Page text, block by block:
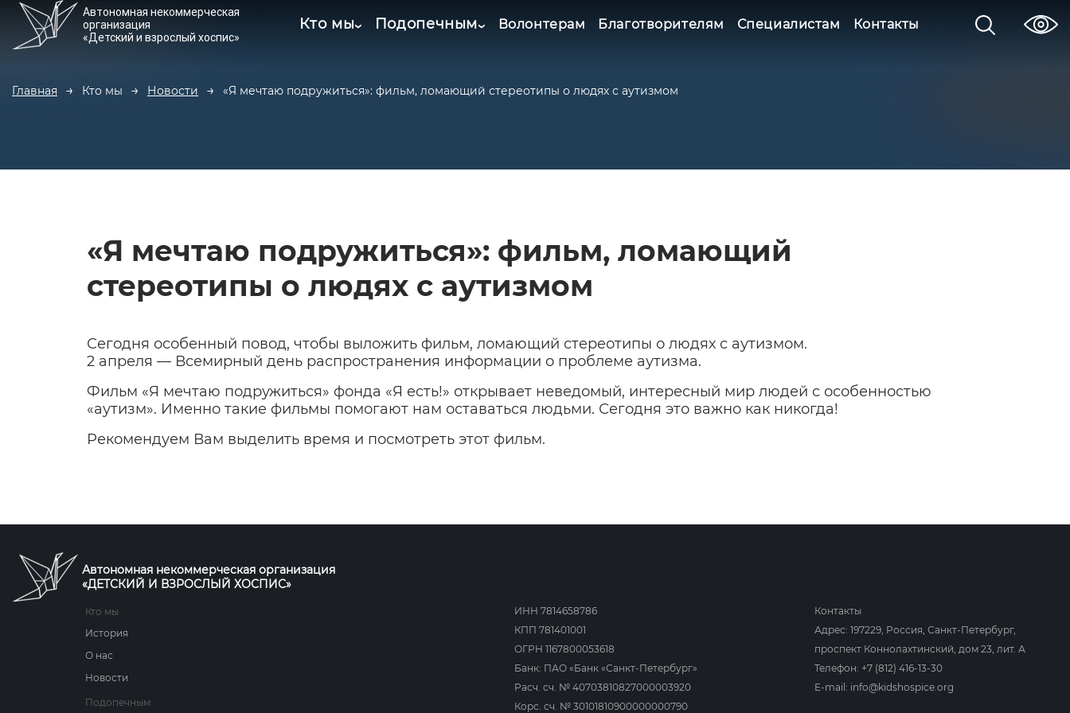
Автономная некоммерческая
организация
«Детский и взрослый хоспис»
Кто мы Подопечным Волонтерам Благотворителям Специалистам Контакты
Главная Кто мы Новости «Я мечтаю подружиться»: фильм, ломающий стереотипы о людях с аутизмом
«Я мечтаю подружиться»: фильм, ломающий
стереотипы о людях с аутизмом
Сегодня особенный повод, чтобы выложить фильм, ломающий стереотипы о людях с аутизмом.
2 апреля — Всемирный день распространения информации о проблеме аутизма.
Фильм «Я мечтаю подружиться» фонда «Я есть!» открывает неведомый, интересный мир людей с особенностью
«аутизм». Именно такие фильмы помогают нам оставаться людьми. Сегодня это важно как никогда!
Рекомендуем Вам выделить время и посмотреть этот фильм.
Автономная некоммерческая организация
«ДЕТСКИЙ И ВЗРОСЛЫЙ ХОСПИС»
Кто мы
История
О нас
Новости
Подопечным
ИНН 7814658786
КПП 781401001
ОГРН 1167800053618
Банк: ПАО «Банк «Санкт-Петербург»
Расч. сч. № 40703810827000003920
Корс. сч. № 30101810900000000790
Контакты
Адрес: 197229, Россия, Санкт-Петербург,
проспект Коннолахтинский, дом 23, лит. А
Телефон: +7 (812) 416-13-30
E-mail: info@kidshospice.org